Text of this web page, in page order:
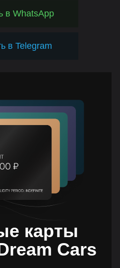
в WhatsApp
в Telegram
карты
Cars